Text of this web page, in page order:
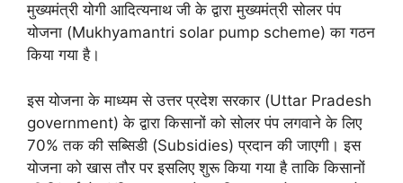
मुख्यमंत्री योगी आदित्यनाथ जी के द्वारा मुख्यमंत्री सोलर पंप
योजना (Mukhyamantri solar pump scheme) का गठन
किया गया है।
इस योजना के माध्यम से उत्तर प्रदेश सरकार (Uttar Pradesh
government) के द्वारा किसानों को सोलर पंप लगवाने के लिए
70% तक की सब्सिडी (Subsidies) प्रदान की जाएगी। इस
योजना को खास तौर पर इसलिए शुरू किया गया है ताकि किसानों